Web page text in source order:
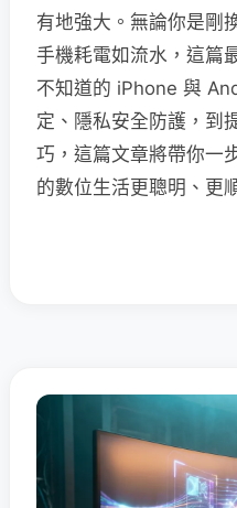
有地強大。無論你是剛
手機耗電如流水，這篇
不知道的 iPhone 與
定、隱私安全防護，到
巧，這篇文章將帶你一
的數位生活更聰明、更